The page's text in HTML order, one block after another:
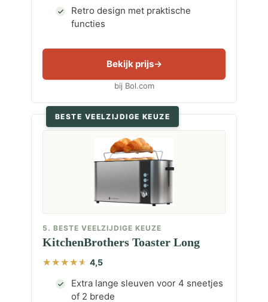
Retro design met praktische
functies
Bekijk prijs
bij Bol.com
BESTE VEELZIJDIGE KEUZE
5. BESTE VEELZIJDIGE KEUZE
KitchenBrothers Toaster Long
4,5
Extra lange sleuven voor 4 sneetjes
of 2 brede